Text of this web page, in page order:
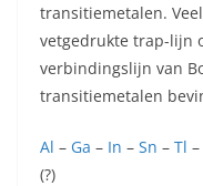
transitiemetalen.
vetgedrukte trap-lijn
verbindingslijn van
transitiemetalen
Al – Ga – In – Sn – Tl –
(?)